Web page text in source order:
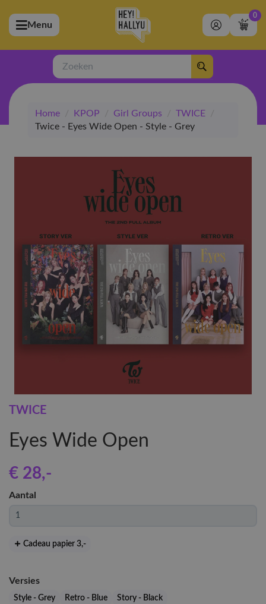
(Artiesten)
(Merchandise)
(Exclusive)
(Winkel)
Menu
0
Zoeken
Home / KPOP / Girl Groups / TWICE
/
Twice - Eyes Wide Open - Style - Grey
TWICE
Eyes Wide Open
€ 28,-
Aantal
Cadeau papier 3,-
Versies
Style - Grey Retro - Blue Story - Black